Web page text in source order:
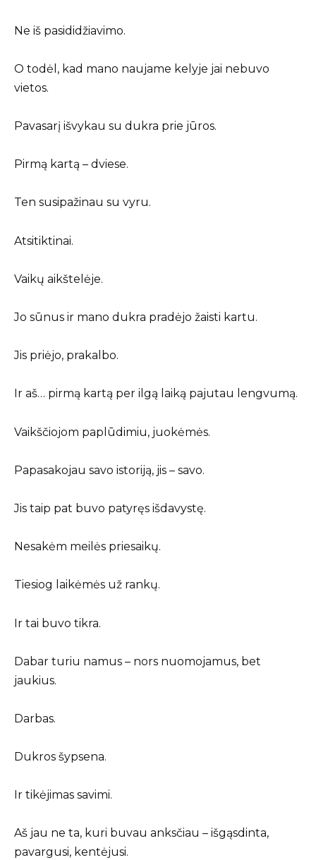
Ne iš pasididžiavimo.
O todėl, kad mano naujame kelyje jai nebuvo
vietos.
Pavasarį išvykau su dukra prie jūros.
Pirmą kartą – dviese.
Ten susipažinau su vyru.
Atsitiktinai.
Vaikų aikštelėje.
Jo sūnus ir mano dukra pradėjo žaisti kartu.
Jis priėjo, prakalbo.
Ir aš… pirmą kartą per ilgą laiką pajutau lengvumą.
Vaikščiojom paplūdimiu, juokėmės.
Papasakojau savo istoriją, jis – savo.
Jis taip pat buvo patyręs išdavystę.
Nesakėm meilės priesaikų.
Tiesiog laikėmės už rankų.
Ir tai buvo tikra.
Dabar turiu namus – nors nuomojamus, bet
jaukius.
Darbas.
Dukros šypsena.
Ir tikėjimas savimi.
Aš jau ne ta, kuri buvau anksčiau – išgąsdinta,
pavargusi, kentėjusi.